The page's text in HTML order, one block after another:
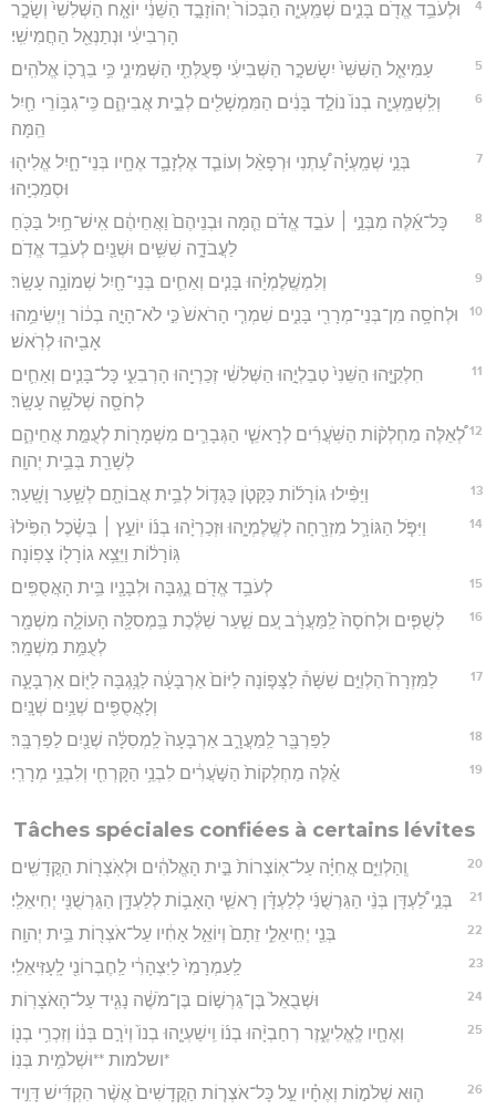
4
וּלְעֹבֵ֥ד אֱדֹ֖ם בָּנִ֑ים שְׁמַֽעְיָ֤ה הַבְּכוֹר֙ יְהוֹזָבָ֣ד הַשֵּׁנִ֔י יוֹאָ֤ח הַשְּׁלִשִׁי֙ וְשָׂכָ֣ר
הָרְבִיעִ֔י וּנְתַנְאֵ֖ל הַחֲמִישִֽׁי׃
5 עַמִּיאֵ֤ל הַשִּׁשִּׁי֙ יִשָׂשכָ֣ר הַשְּׁבִיעִ֔י פְּעֻלְּתַ֖י הַשְּׁמִינִ֑י כִּ֥י בֵרֲכ֖וֹ אֱלֹהִֽים׃
6
וְלִֽשְׁמַֽעְיָ֤ה בְנוֹ֙ נוֹלַ֣ד בָּנִ֔ים הַמִּמְשָׁלִ֖ים לְבֵ֣ית אֲבִיהֶ֑ם כִּֽי־גִבּ֥וֹרֵי חַ֖יִל
הֵֽמָּה׃
7
בְּנֵ֣י שְׁמַֽעְיָ֗ה עָ֠תְנִי וּרְפָאֵ֨ל וְעוֹבֵ֧ד אֶלְזָבָ֛ד אֶחָ֖יו בְּנֵי־חָ֑יִל אֱלִיה֖וּ
וּסְמַכְיָֽהוּ׃
8
כָּל־אֵ֜לֶּה מִבְּנֵ֣י ׀ עֹבֵ֣ד אֱדֹ֗ם הֵ֤מָּה וּבְנֵיהֶם֙ וַאֲחֵיהֶ֔ם אִֽישׁ־חַ֥יִל בַּכֹּ֖חַ
לַעֲבֹדָ֑ה שִׁשִּׁ֥ים וּשְׁנַ֖יִם לְעֹבֵ֥ד אֱדֹֽם׃
9 וְלִמְשֶֽׁלֶמְיָ֗הוּ בָּנִ֧ים וְאַחִ֛ים בְּנֵי־חָ֖יִל שְׁמוֹנָ֥ה עָשָֽׂר׃
10
וּלְחֹסָ֥ה מִן־בְּנֵי־מְרָרִ֖י בָּנִ֑ים שִׁמְרִ֤י הָרֹאשׁ֙ כִּ֣י לֹא־הָיָ֣ה בְכ֔וֹר וַיְשִׂימֵ֥הוּ
אָבִ֖יהוּ לְרֹֽאשׁ׃
11
חִלְקִיָּ֤הוּ הַשֵּׁנִי֙ טְבַלְיָ֣הוּ הַשְּׁלִשִׁ֔י זְכַרְיָ֖הוּ הָרְבִעִ֑י כָּל־בָּנִ֧ים וְאַחִ֛ים
לְחֹסָ֖ה שְׁלֹשָׁ֥ה עָשָֽׂר׃
12 לְ֠אֵלֶּה מַחְלְק֨וֹת הַשֹּֽׁעֲרִ֜ים לְרָאשֵׁ֧י הַגְּבָרִ֛ים מִשְׁמָר֖וֹת לְעֻמַּ֣ת אֲחֵיהֶ֑ם
לְשָׁרֵ֖ת בְּבֵ֥ית יְהוָֽה׃
13 וַיַּפִּ֨ילוּ גוֹרָל֜וֹת כַּקָּטֹ֧ן כַּגָּד֛וֹל לְבֵ֥ית אֲבוֹתָ֖ם לְשַׁ֥עַר וָשָֽׁעַר׃
14
וַיִּפֹּ֧ל הַגּוֹרָ֛ל מִזְרָ֖חָה לְשֶֽׁלֶמְיָ֑הוּ וּזְכַרְיָ֨הוּ בְנ֜וֹ יוֹעֵ֣ץ ׀ בְּשֶׂ֗כֶל הִפִּ֙ילוּ֙
גּֽוֹרָל֔וֹת וַיֵּצֵ֥א גוֹרָל֖וֹ צָפֽוֹנָה׃
15 לְעֹבֵ֥ד אֱדֹ֖ם נֶ֑גְבָּה וּלְבָנָ֖יו בֵּ֥ית הָאֲסֻפִּֽים׃
16
לְשֻׁפִּ֤ים וּלְחֹסָה֙ לַֽמַּעֲרָ֔ב עִ֚ם שַׁ֣עַר שַׁלֶּ֔כֶת בַּֽמְסִלָּ֖ה הָעוֹלָ֑ה מִשְׁמָ֖ר
לְעֻמַּ֥ת מִשְׁמָֽר׃
17
לַמִּזְרָח֮ הַלְוִיִּ֣ם שִׁשָּׁה֒ לַצָּפ֤וֹנָה לַיּוֹם֙ אַרְבָּעָ֔ה לַנֶּ֥גְבָּה לַיּ֖וֹם אַרְבָּעָ֑ה
וְלָאֲסֻפִּ֖ים שְׁנַ֥יִם שְׁנָֽיִם׃
18 לַפַּרְבָּ֖ר לַֽמַּעֲרָ֑ב אַרְבָּעָה֙ לַֽמְסִלָּ֔ה שְׁנַ֖יִם לַפַּרְבָּֽר׃
19 אֵ֗לֶּה מַחְלְקוֹת֙ הַשֹּׁ֣עֲרִ֔ים לִבְנֵ֥י הַקָּרְחִ֖י וְלִבְנֵ֥י מְרָרִֽי׃
Tâches spéciales confiées à certains lévites
20 וְֽהַלְוִיִּ֑ם אֲחִיָּ֗ה עַל־אֽוֹצְרוֹת֙ בֵּ֣ית הָאֱלֹהִ֔ים וּלְאֹֽצְר֖וֹת הַקֳּדָשִֽׁים׃
21 בְּנֵ֣י לַ֠עְדָּן בְּנֵ֨י הַגֵּרְשֻׁנִּ֜י לְלַעְדָּ֗ן רָאשֵׁ֧י הָאָב֛וֹת לְלַעְדָּ֥ן הַגֵּרְשֻׁנִּ֖י יְחִיאֵלִֽי׃
22 בְּנֵ֖י יְחִֽיאֵלִ֑י זֵתָם֙ וְיוֹאֵ֣ל אָחִ֔יו עַל־אֹצְר֖וֹת בֵּ֥ית יְהוָֽה׃
23 לַֽעַמְרָמִי֙ לַיִּצְהָרִ֔י לַֽחֶבְרוֹנִ֖י לָֽעָזִּיאֵלִֽי׃
24 וּשְׁבֻאֵל֙ בֶּן־גֵּרְשׁ֣וֹם בֶּן־מֹשֶׁ֔ה נָגִ֖יד עַל־הָאֹצָרֽוֹת׃
25
וְאֶחָ֖יו לֶֽאֱלִיעֶ֑זֶר רְחַבְיָ֨הוּ בְנ֜וֹ וִֽישַׁעְיָ֤הוּ בְנוֹ֙ וְיֹרָ֣ם בְּנ֔וֹ וְזִכְרִ֥י בְנ֖וֹ
*ושלמות **וּשְׁלֹמִ֥ית בְּנֽוֹ׃
26
ה֧וּא שְׁלֹמ֣וֹת וְאֶחָ֗יו עַ֣ל כָּל־אֹצְר֤וֹת הַקֳּדָשִׁים֙ אֲשֶׁ֨ר הִקְדִּ֜ישׁ דָּוִ֣יד